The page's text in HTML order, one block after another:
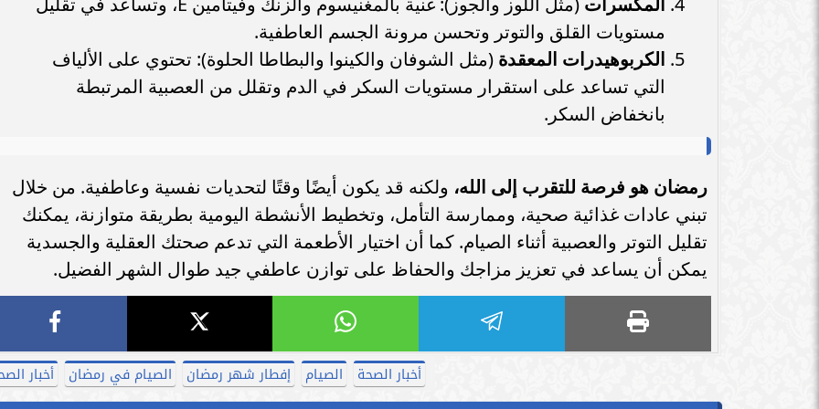
مستويات القلق والتوتر وتحسن مرونة الجسم العاطفية.
الكربوهيدرات المعقدة (مثل الشوفان والكينوا والبطاطا الحلوة): تحتوي على الألياف
التي تساعد على استقرار مستويات السكر في الدم وتقلل من العصبية المرتبطة
بانخفاض السكر.
رمضان هو فرصة للتقرب إلى الله، ولكنه قد يكون أيضًا وقتًا لتحديات نفسية وعاطفية. من خلال
تبني عادات غذائية صحية، وممارسة التأمل، وتخطيط الأنشطة اليومية بطريقة متوازنة، يمكنك
تقليل التوتر والعصبية أثناء الصيام. كما أن اختيار الأطعمة التي تدعم صحتك العقلية والجسدية
يمكن أن يساعد في تعزيز مزاجك والحفاظ على توازن عاطفي جيد طوال الشهر الفضيل.
أخبار الصحة الصيام إفطار شهر رمضان الصيام في رمضان أخبار